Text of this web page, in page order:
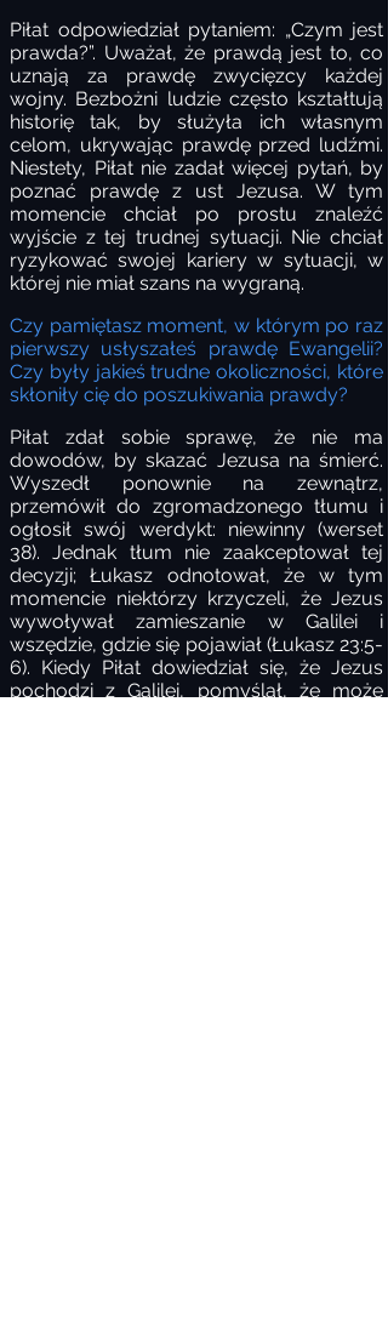
Piłat odpowiedział pytaniem: „Czym jest
prawda?”. Uważał, że prawdą jest to, co
uznają za prawdę zwycięzcy każdej
wojny. Bezbożni ludzie często kształtują
historię tak, by służyła ich własnym
celom, ukrywając prawdę przed ludźmi.
Niestety, Piłat nie zadał więcej pytań, by
poznać prawdę z ust Jezusa. W tym
momencie chciał po prostu znaleźć
wyjście z tej trudnej sytuacji. Nie chciał
ryzykować swojej kariery w sytuacji, w
której nie miał szans na wygraną.
Czy pamiętasz moment, w którym po raz
pierwszy usłyszałeś prawdę Ewangelii?
Czy były jakieś trudne okoliczności, które
skłoniły cię do poszukiwania prawdy?
Piłat zdał sobie sprawę, że nie ma
dowodów, by skazać Jezusa na śmierć.
Wyszedł ponownie na zewnątrz,
przemówił do zgromadzonego tłumu i
ogłosił swój werdykt: niewinny (werset
38). Jednak tłum nie zaakceptował tej
decyzji; Łukasz odnotował, że w tym
momencie niektórzy krzyczeli, że Jezus
wywoływał zamieszanie w Galilei i
wszędzie, gdzie się pojawiał (Łukasz 23:5-
6). Kiedy Piłat dowiedział się, że Jezus
pochodzi z Galilei, pomyślał, że może